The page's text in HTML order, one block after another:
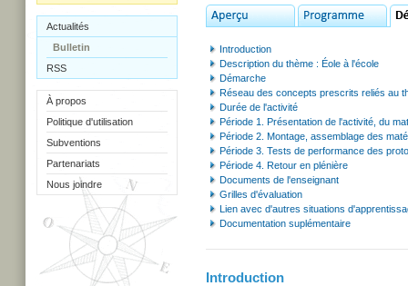
Actualités
Bulletin
RSS
À propos
Politique d'utilisation
Subventions
Partenariats
Nous joindre
Introduction
Description du thème : Éole à l'école
Démarche
Réseau des concepts prescrits reliés au
Durée de l'activité
Période 1. Présentation de l'activité, du
Période 2. Montage, assemblage des
Période 3. Tests de performance des
Période 4. Retour en plénière
Documents de l'enseignant
Grilles d'évaluation
Lien avec d'autres situations
Documentation suplémentaire
Introduction